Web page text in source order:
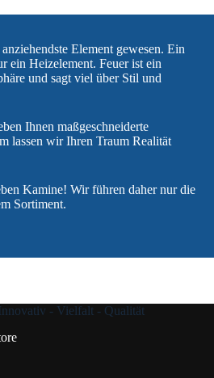
Element gewesen. Ein
ein Heizelement. Feuer ist ein
und sagt viel über Stil und
Ihnen maßgeschneiderte
lassen wir Ihren Traum Realität
Kamine! Wir führen daher nur die
Sortiment.
- Vielfalt - Qualität